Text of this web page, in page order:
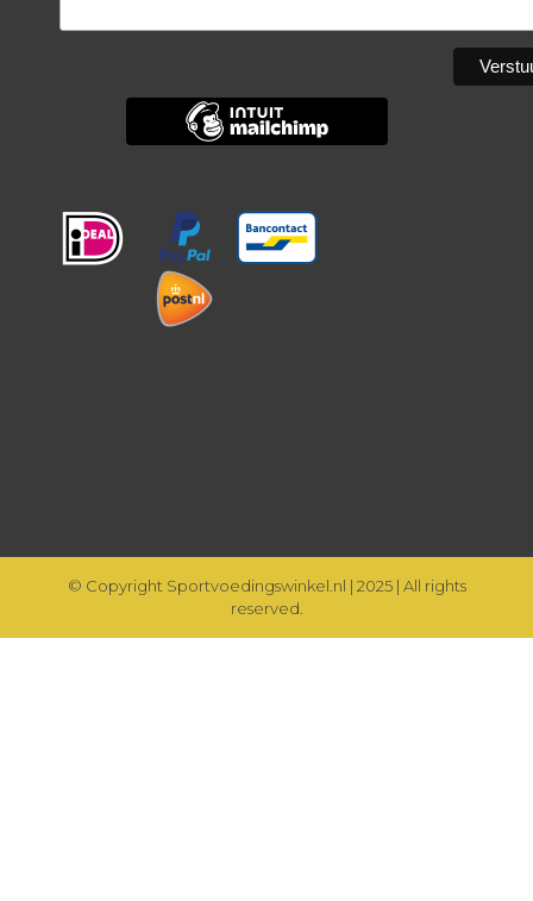
© Copyright Sportvoedingswinkel.nl | 2025 | All rights
reserved.